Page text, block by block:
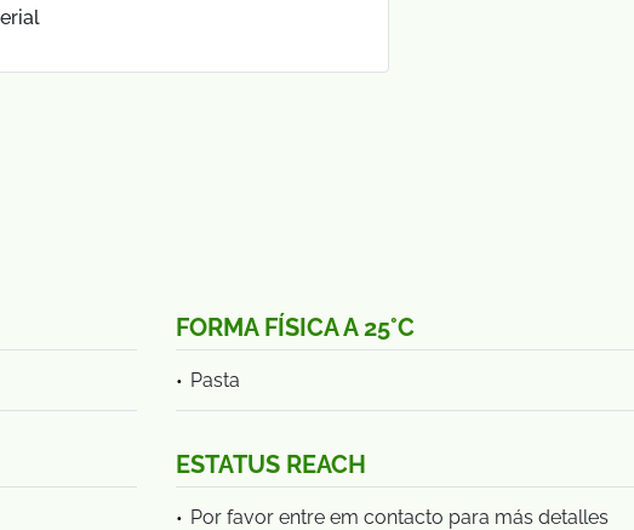
FORMA FÍSICA A 25°C
Pasta
ESTATUS REACH
Por favor entre em contacto para más detalles